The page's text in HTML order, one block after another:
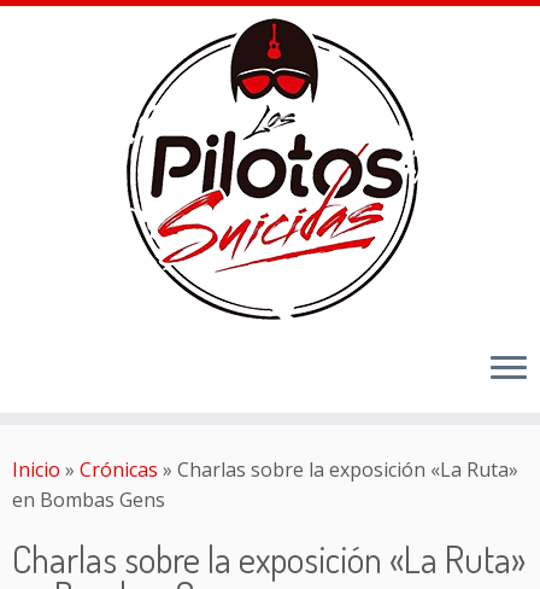
Inicio » Crónicas » Charlas sobre la exposición «La Ruta»
en Bombas Gens
Charlas sobre la exposición «La Ruta»